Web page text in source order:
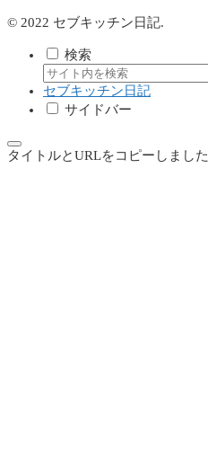
© 2022 セブキッチン日記.
検索
セブキッチン日記
サイドバー
タイトルとURLをコピーしました